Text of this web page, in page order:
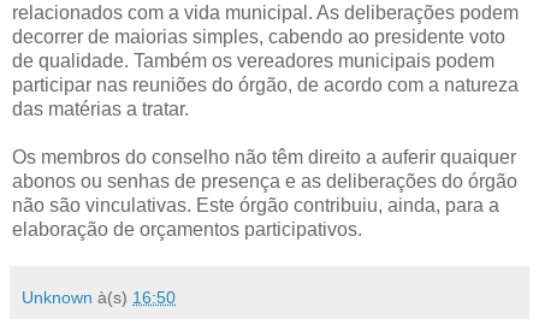
relacionados com a vida municipal. As deliberações podem
decorrer de maiorias simples, cabendo ao presidente voto
de qualidade. Também os vereadores municipais podem
participar nas reuniões do órgão, de acordo com a natureza
das matérias a tratar.
Os membros do conselho não têm direito a auferir quaiquer
abonos ou senhas de presença e as deliberações do órgão
não são vinculativas. Este órgão contribuiu, ainda, para a
elaboração de orçamentos participativos.
Unknown à(s) 16:50